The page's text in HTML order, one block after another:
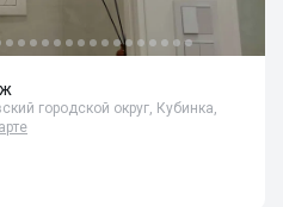
городской округ, Кубинка,